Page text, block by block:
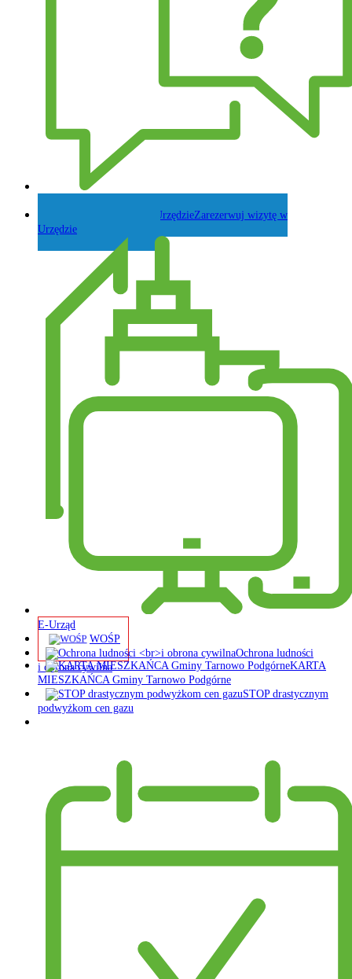
Zarezerwuj wizytę w
Urzędzie
E-Urząd
WOŚP
Ochrona ludności
i obrona cywilna
KARTA
MIESZKAŃCA Gminy Tarnowo Podgórne
STOP drastycznym
podwyżkom cen gazu